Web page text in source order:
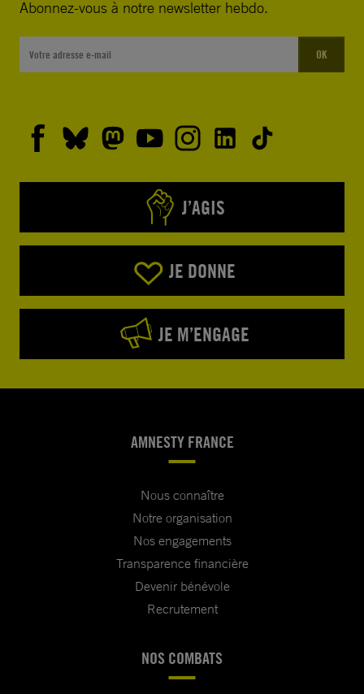
Abonnez-vous à notre newsletter hebdo.
OK
J’AGIS
JE DONNE
JE M’ENGAGE
AMNESTY FRANCE
Nous connaître
Notre organisation
Nos engagements
Transparence financière
Devenir bénévole
Recrutement
NOS COMBATS